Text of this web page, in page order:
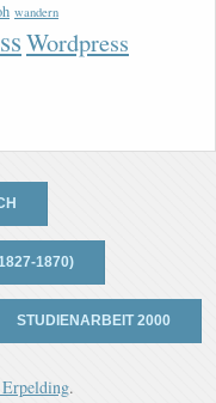
wandern
Wordpress
1870)
STUDIENARBEIT 2000
.